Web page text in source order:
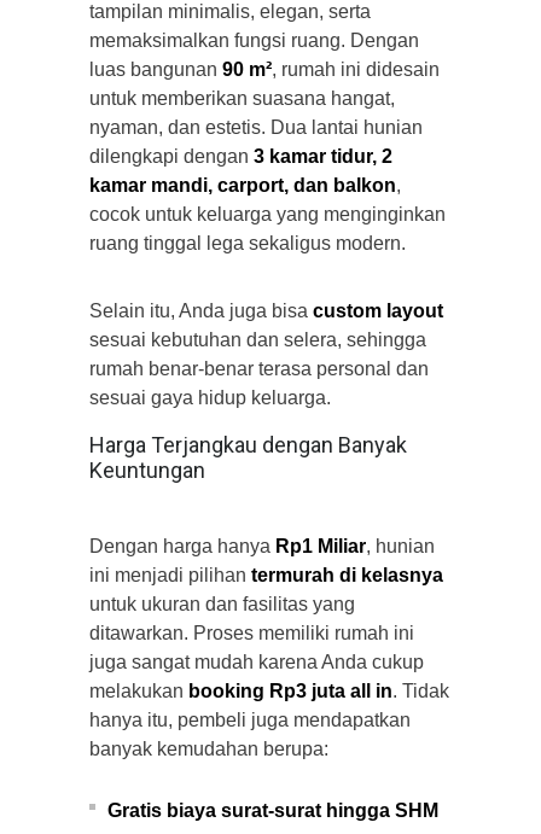
tampilan minimalis, elegan, serta
memaksimalkan fungsi ruang. Dengan
luas bangunan 90 m², rumah ini didesain
untuk memberikan suasana hangat,
nyaman, dan estetis. Dua lantai hunian
dilengkapi dengan 3 kamar tidur, 2
kamar mandi, carport, dan balkon,
cocok untuk keluarga yang menginginkan
ruang tinggal lega sekaligus modern.
Selain itu, Anda juga bisa custom layout
sesuai kebutuhan dan selera, sehingga
rumah benar-benar terasa personal dan
sesuai gaya hidup keluarga.
Harga Terjangkau dengan Banyak
Keuntungan
Dengan harga hanya Rp1 Miliar, hunian
ini menjadi pilihan termurah di kelasnya
untuk ukuran dan fasilitas yang
ditawarkan. Proses memiliki rumah ini
juga sangat mudah karena Anda cukup
melakukan booking Rp3 juta all in. Tidak
hanya itu, pembeli juga mendapatkan
banyak kemudahan berupa:
Gratis biaya surat-surat hingga SHM